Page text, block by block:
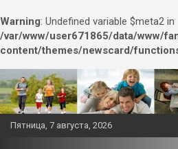
Warning: Undefined variable $meta2 in
/var/www/user671865/data/www/
content/themes/newscard/
Перейти
к
содержимому
Пятница, 7 августа, 2026